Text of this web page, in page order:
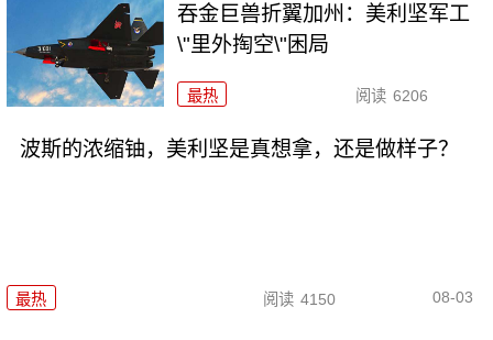
吞金巨兽折翼加州：美利坚军工
\"里外掏空\"困局
最热 阅读 6206
波斯的浓缩铀，美利坚是真想拿，还是做样子？
最热 阅读 4150 08-03